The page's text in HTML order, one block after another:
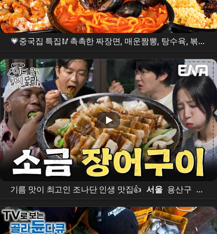
💗중국집 특집🥢촉촉한 짜장면, 매운짬뽕, 탕수육, 볶음
밥 먹방 ❤️ Jjajangmyeon, Spicy jjambbong,
Tangsuyuk, Fried Rice MUKBANG
기름 맛이 최고인 조나단 인생 맛집👍 서울 용산구 장
어구이
먹방 #어디로튈지몰라 EP.8